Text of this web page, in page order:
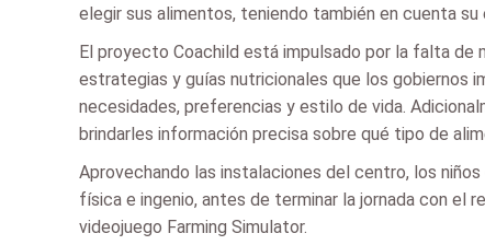
elegir sus alimentos, teniendo también en cuenta
El proyecto Coachild está impulsado por la falta de
estrategias y guías nutricionales que los gobiernos
necesidades, preferencias y estilo de vida.
brindarles información precisa sobre qué tipo de
Aprovechando las instalaciones del centro, los
física e ingenio, antes de terminar la jornada con el
videojuego Farming Simulator.